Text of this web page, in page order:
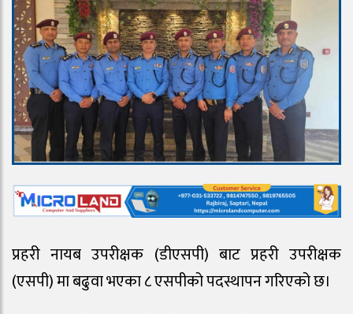
प्रहरी नायब उपरीक्षक (डीएसपी) बाट प्रहरी उपरीक्षक
(एसपी) मा बढुवा भएका ८ एसपीको पदस्थापन गरिएको छ।